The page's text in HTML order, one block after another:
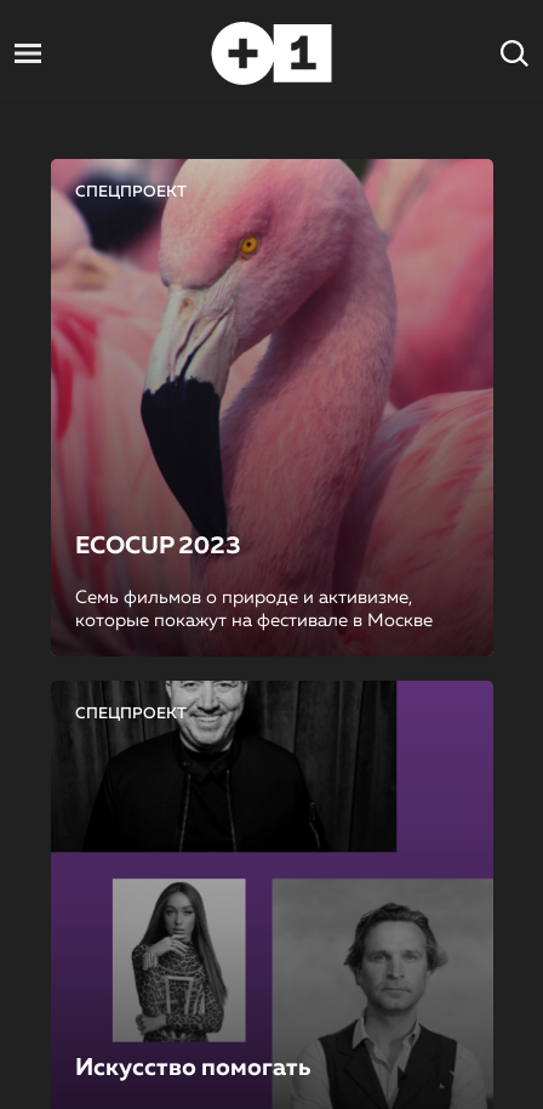
СПЕЦПРОЕКТ
ECOCUP 2023
Семь фильмов о природе и активизме,
которые покажут на фестивале в Москве
СПЕЦПРОЕКТ
Искусство помогать